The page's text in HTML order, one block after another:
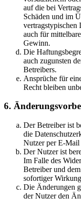
auf die bei
Schäden und im
vertragstypischen
auch für
Gewinn.
Die
auch zugunsten
Betreibers.
Ansprüche für
Recht bleiben
6.
Der Betreiber ist
die
Nutzer per E-Mail
Der Nutzer ist
Im Falle des
Betreiber und
sofortiger
Die Änderungen
der Nutzer den